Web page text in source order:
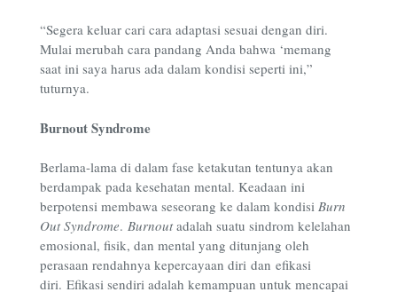
“Segera keluar cari cara adaptasi sesuai dengan diri.
Mulai merubah cara pandang Anda bahwa ‘memang
saat ini saya harus ada dalam kondisi seperti ini,”
tuturnya.
Burnout Syndrome
Berlama-lama di dalam fase ketakutan tentunya akan
berdampak pada kesehatan mental. Keadaan ini
berpotensi membawa seseorang ke dalam kondisi Burn
Out Syndrome. Burnoutadalah suatu sindrom kelelahan
emosional, fisik, dan mental yang ditunjang oleh
perasaan rendahnya kepercayaan diri dan efikasi
diri. Efikasi sendiri adalah kemampuan untuk mencapai